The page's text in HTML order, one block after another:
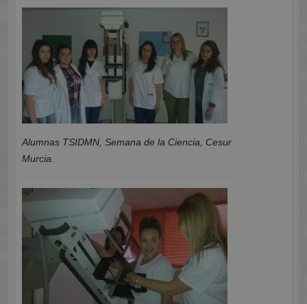
Alumnas TSIDMN, Semana de la Ciencia, Cesur
Murcia.